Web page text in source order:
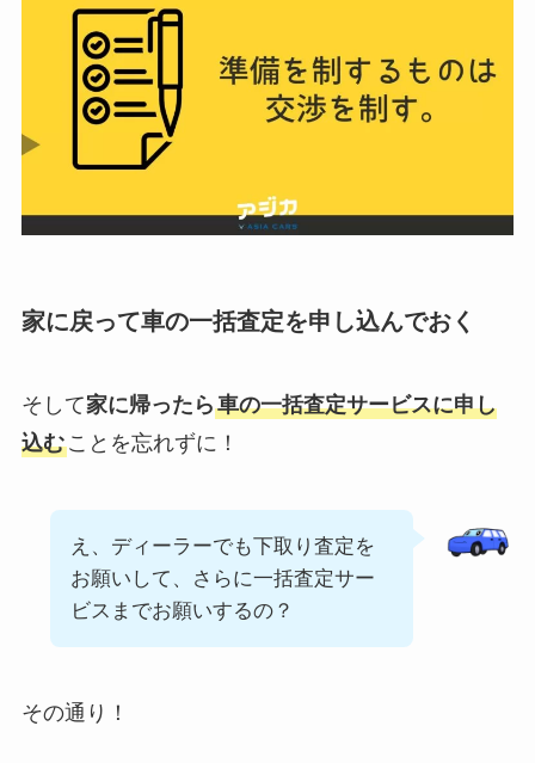
家に戻って車の一括査定を申し込んでおく
そして家に帰ったら車の一括査定サービスに申し
込むことを忘れずに！
え、ディーラーでも下取り査定を
お願いして、さらに一括査定サー
ビスまでお願いするの？
その通り！